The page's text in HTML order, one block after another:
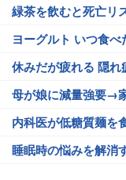
緑茶を飲むと死亡リ
ヨーグルト いつ食
休みだが疲れる 隠れ
母が娘に減量強要→
内科医が低糖質麺を
睡眠時の悩みを解消